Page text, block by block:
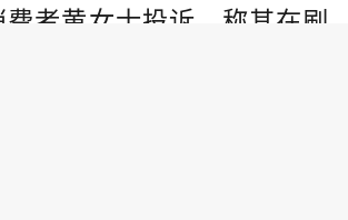
者黄女士投诉，称其在刷